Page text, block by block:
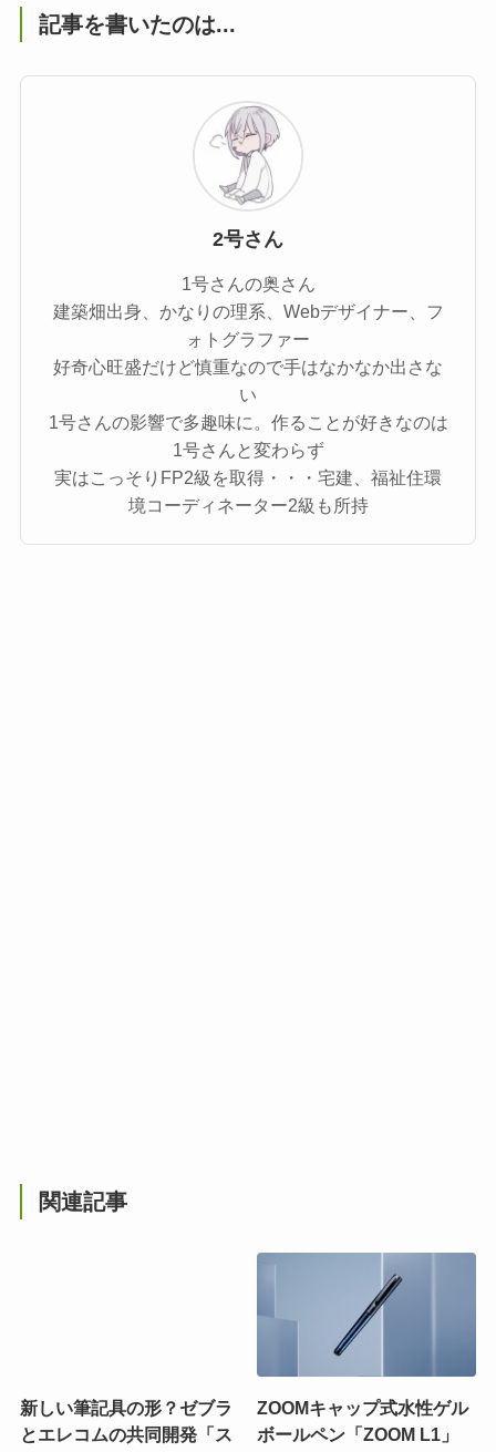
記事を書いたのは...
2号さん
1号さんの奥さん
建築畑出身、かなりの理系、Webデザイナー、フ
ォトグラファー
好奇心旺盛だけど慎重なので手はなかなか出さな
い
1号さんの影響で多趣味に。作ることが好きなのは
1号さんと変わらず
実はこっそりFP2級を取得・・・宅建、福祉住環
境コーディネーター2級も所持
関連記事
新しい筆記具の形？ゼブラ
とエレコムの共同開発「ス
ZOOMキャップ式水性ゲル
ボールペン「ZOOM L1」